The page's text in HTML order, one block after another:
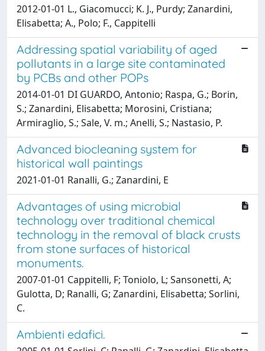
2012-01-01 L., Giacomucci; K. J., Purdy; Zanardini,
Elisabetta; A., Polo; F., Cappitelli
Addressing spatial variability of aged
pollutants in a large site contaminated
by PCBs and other POPs
2014-01-01 DI GUARDO, Antonio; Raspa, G.; Borin,
S.; Zanardini, Elisabetta; Morosini, Cristiana;
Armiraglio, S.; Sale, V. m.; Anelli, S.; Nastasio, P.
Advanced biocleaning system for
historical wall paintings
2021-01-01 Ranalli, G.; Zanardini, E
Advantages of using microbial
technology over traditional chemical
technology in the removal of black crusts
from stone surfaces of historical
monuments.
2007-01-01 Cappitelli, F; Toniolo, L; Sansonetti, A;
Gulotta, D; Ranalli, G; Zanardini, Elisabetta; Sorlini,
C.
Ambienti edafici.